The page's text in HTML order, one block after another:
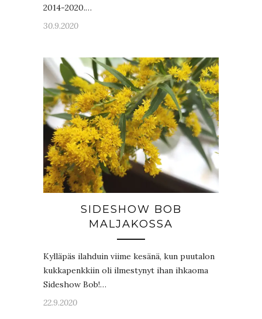
2014-2020.…
30.9.2020
SIDESHOW BOB
MALJAKOSSA
Kylläpäs ilahduin viime kesänä, kun puutalon
kukkapenkkiin oli ilmestynyt ihan ihkaoma
Sideshow Bob!…
22.9.2020